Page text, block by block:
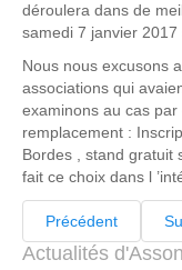
déroulera dans de
samedi 7 janvier 2017
Nous nous excusons
associations qui
examinons au cas
remplacement :
Bordes , stand gratuit
fait ce choix dans l
Précédent
Actualités d'Asson